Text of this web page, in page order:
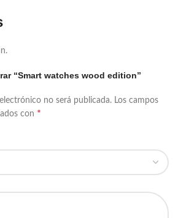
“Smart watches wood edition”
no será publicada. Los campos
con *